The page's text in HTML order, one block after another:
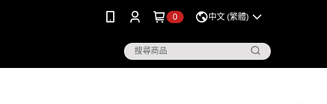
0 中文 (繁體)